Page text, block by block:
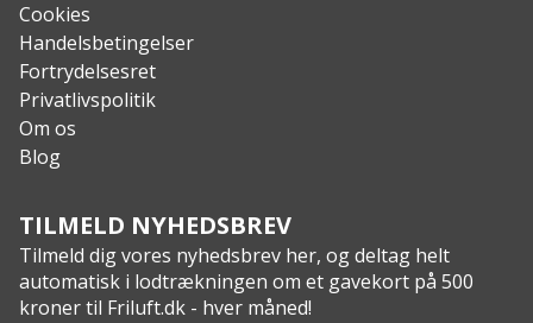
Cookies
Handelsbetingelser
Fortrydelsesret
Privatlivspolitik
Om os
Blog
TILMELD NYHEDSBREV
Tilmeld dig vores nyhedsbrev her, og deltag helt
automatisk i lodtrækningen om et gavekort på 500
kroner til Friluft.dk - hver måned!